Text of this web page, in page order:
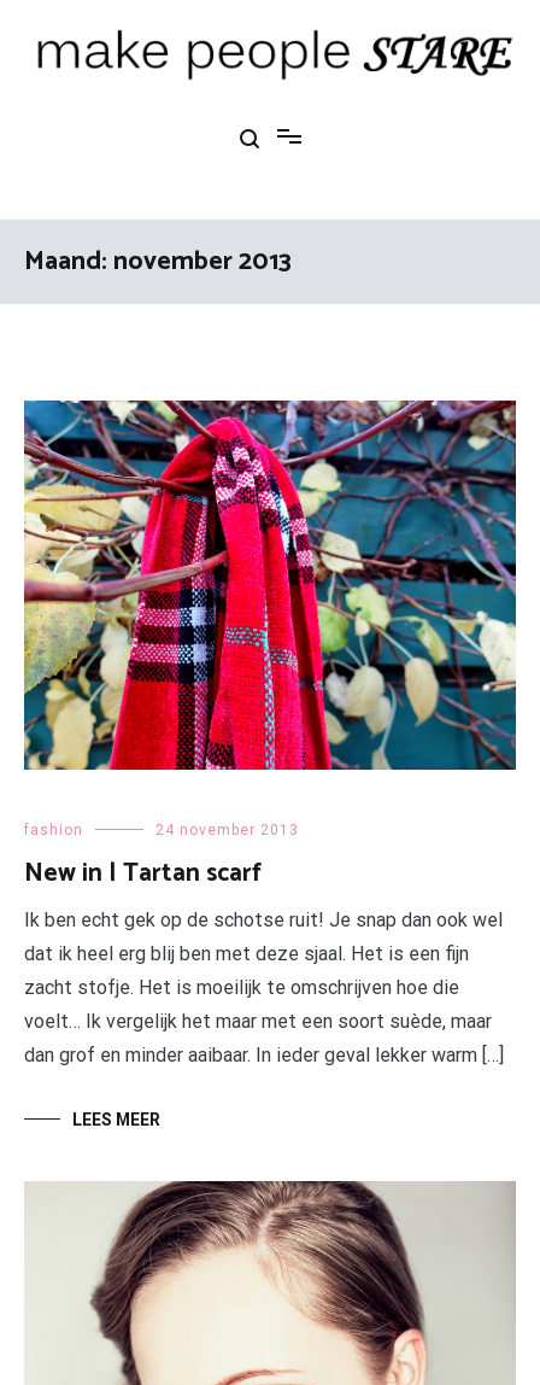
Maand:november 2013
fashion 24 november 2013
New in | Tartan scarf
Ik ben echt gek op de schotse ruit! Je snap dan ook wel
dat ik heel erg blij ben met deze sjaal. Het is een fijn
zacht stofje. Het is moeilijk te omschrijven hoe die
voelt… Ik vergelijk het maar met een soort suède, maar
dan grof en minder aaibaar. In ieder geval lekker warm […]
LEES MEER